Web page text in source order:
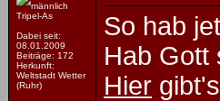
Tripel-As
Dabei seit:
08.01.2009
Beiträge: 172
Herkunft:
Weltstadt Wetter
(Ruhr)
So hab
Hab Gott
Hier